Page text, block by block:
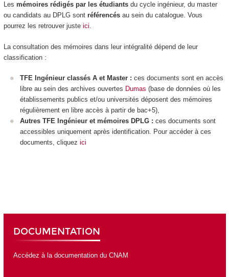
Les mémoires rédigés par les étudiantsdu cycle ingénieur, du master
ou candidats au DPLG sont référencésau sein du catalogue. Vous
pourrez les retrouver juste ici.
La consultation des mémoires dans leur intégralité dépend de leur
classification :
TFE Ingénieur classés A et Master : ces documents sont en accès
libre au sein des archives ouvertes Dumas (base de données où les
établissements publics et/ou universités déposent des mémoires
régulièrement en libre accès à partir de bac+5),
Autres TFE Ingénieur et mémoires DPLG : ces documents sont
accessibles uniquement après identification. Pour accéder à ces
documents, cliquez ici
DOCUMENTATION
Accédez à la documentation du CNAM